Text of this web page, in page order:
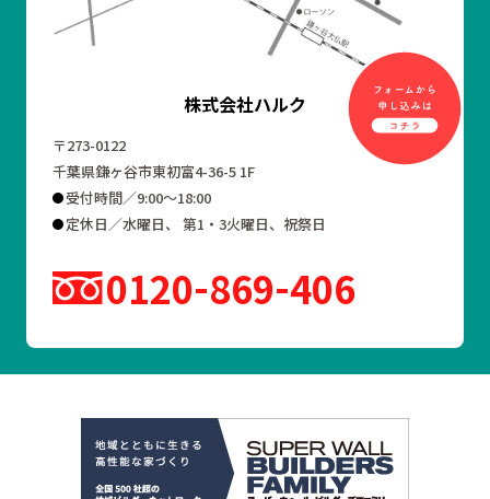
株式会社ハルク
〒273-0122
千葉県鎌ヶ谷市東初富4-36-5 1F
受付時間／9:00～18:00
定休日／水曜日、 第1・3火曜日、祝祭日
0120 869 406